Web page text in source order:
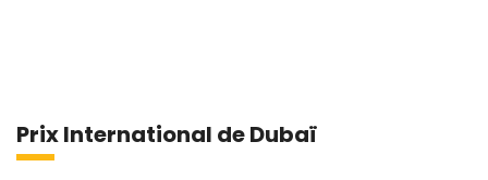
Prix International de Dubaï